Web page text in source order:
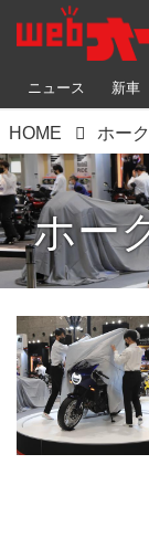
ニュース 新車
HOME ホー
ホー